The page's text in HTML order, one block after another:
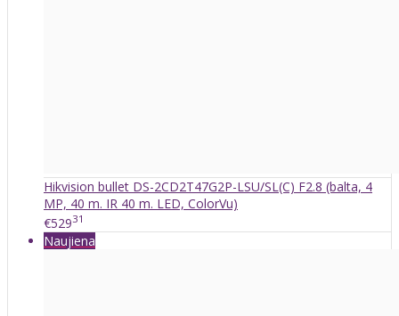
Hikvision bullet DS-2CD2T47G2P-LSU/SL(C) F2.8 (balta, 4
MP, 40 m. IR 40 m. LED, ColorVu)
€52931
Naujiena